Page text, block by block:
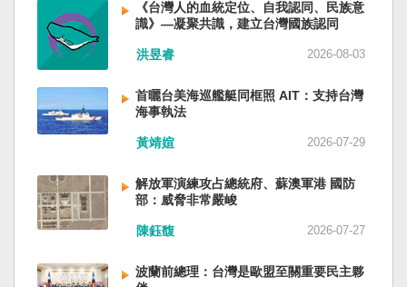
信部部長金壯龍、前中央軍民融合辦常務副主任
雷凡培，都是被不正常免職。 最新的河北黨書記
倪岳峰「另有任用」，應該是與德國之聲與紐約
時報披露張家口對海外人士動態控制平台被登錄
有關。 這些大清洗是反映習近平的穩定還是不
安？ （作者林保華為資深時事評論員）
爭。當然也沒有以反共為名、行專政之實的卅八
年戒嚴讓許多政治受難者的母親長期在黑夜哭
泣。 如果一九四五年八一五台灣獨立了，台灣早
已民主化，不必有長期戒嚴體制的壓迫，也沒有
群落留下來的遺民問題。漢字文化圈的國家台灣
會傳承更多日本留下來的風貌，如果吸引中國人
來台也是中國僑民或台灣新住民、新國民，而不
了，台灣早就是一個小而美的民主國家，不必在
國民養成過程的教育被教導成一個虛構的大國，
也不會有見證二二八事件的美國副領事葛超智
萬六千多平方公里的美麗島嶼群落，中央山脈南
北相連，四面海域環抱，是島嶼國度不是大陸國
者，即使面臨撤離要求，也不願離開自己的家
園，讓第一線執行撤離工作的公務人員承受壓
力。 表面上看，這似乎是防災意識不足；但更深
層的問題是，我們是否建立了一套讓人民願意避
只是住所，更是多年生活累積的情感依靠。離開
熟悉環境，本身就是重大心理挑戰。如果避難場
所只是學校體育館或公共禮堂，提供基本收容功
活便利性，民眾自然可能對撤離有所抗拒。 因
此，現代防災不能只是「把人帶離危險區域」，
而要建立讓人民相信「離開家後仍能受到妥善照
障礙者等需求，包括降溫設備、電力備援、醫療
支援與基本生活品質。 在重大災害應變中，台灣
《台灣人的血統定位、自我認同、民族意
識》—凝聚共識，建立台灣國族認同
洪昱睿 2026-08-03
首曬台美海巡艦艇同框照 AIT：支持台灣
海事執法
黃靖媗 2026-07-29
解放軍演練攻占總統府、蘇澳軍港 國防
部：威脅非常嚴峻
陳鈺馥 2026-07-27
波蘭前總理：台灣是歐盟至關重要民主夥